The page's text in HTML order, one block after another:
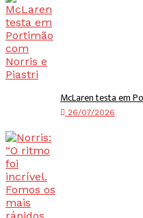
McLaren testa em
26/07/2026